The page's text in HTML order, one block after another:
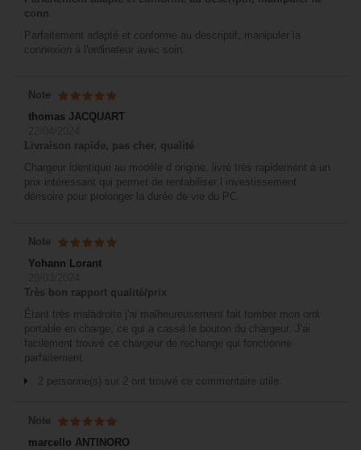
conn
Parfaitement adapté et conforme au descriptif, manipuler la
connexion à l'ordinateur avec soin.
Note
thomas JACQUART
Livraison rapide, pas cher, qualité
Chargeur identique au modèle d origine. livré très rapidement à un
prix intéressant qui permet de rentabiliser l investissement
dérisoire pour prolonger la durée de vie du PC.
Note
Yohann Lorant
Très bon rapport qualité/prix
Étant très maladroite j'ai malheureusement fait tomber mon ordi
portable en charge, ce qui a cassé le bouton du chargeur. J'ai
facilement trouvé ce chargeur de rechange qui fonctionne
parfaitement.
2 personne(s) sur 2 ont trouvé ce commentaire utile.
Note
marcello ANTINORO